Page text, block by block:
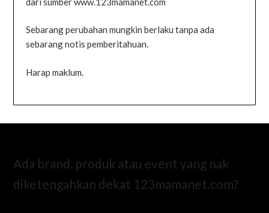
Sebarang perubahan mungkin berlaku tanpa ada
sebarang notis pemberitahuan.
Harap maklum.
Ada brand, produk atau event yang nak
diketengahkan dekat 123mamanet.com?